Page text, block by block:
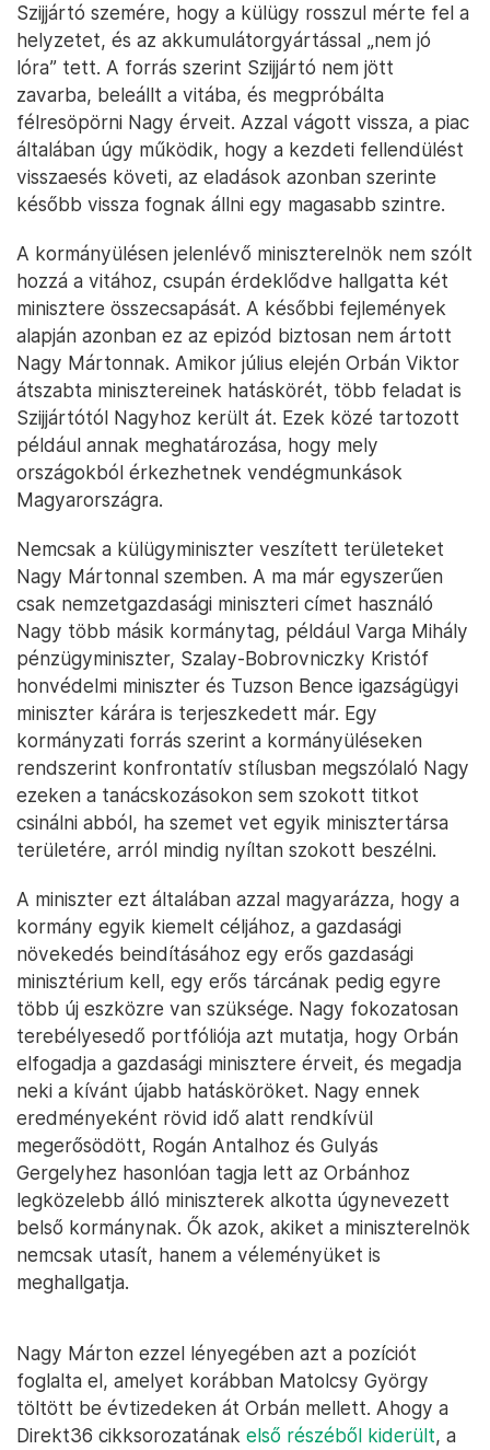
Szijjártó szemére, hogy a külügy rosszul mérte fel a
helyzetet, és az akkumulátorgyártással „nem jó
lóra” tett. A forrás szerint Szijjártó nem jött
zavarba, beleállt a vitába, és megpróbálta
félresöpörni Nagy érveit. Azzal vágott vissza, a piac
általában úgy működik, hogy a kezdeti fellendülést
visszaesés követi, az eladások azonban szerinte
később vissza fognak állni egy magasabb szintre.
A kormányülésen jelenlévő miniszterelnök nem szólt
hozzá a vitához, csupán érdeklődve hallgatta két
minisztere összecsapását. A későbbi fejlemények
alapján azonban ez az epizód biztosan nem ártott
Nagy Mártonnak. Amikor július elején Orbán Viktor
átszabta minisztereinek hatáskörét, több feladat is
Szijjártótól Nagyhoz került át. Ezek közé tartozott
például annak meghatározása, hogy mely
országokból érkezhetnek vendégmunkások
Magyarországra.
Nemcsak a külügyminiszter veszített területeket
Nagy Mártonnal szemben. A ma már egyszerűen
csak nemzetgazdasági miniszteri címet használó
Nagy több másik kormánytag, például Varga Mihály
pénzügyminiszter, Szalay-Bobrovniczky Kristóf
honvédelmi miniszter és Tuzson Bence igazságügyi
miniszter kárára is terjeszkedett már. Egy
kormányzati forrás szerint a kormányüléseken
rendszerint konfrontatív stílusban megszólaló Nagy
ezeken a tanácskozásokon sem szokott titkot
csinálni abból, ha szemet vet egyik minisztertársa
területére, arról mindig nyíltan szokott beszélni.
A miniszter ezt általában azzal magyarázza, hogy a
kormány egyik kiemelt céljához, a gazdasági
növekedés beindításához egy erős gazdasági
minisztérium kell, egy erős tárcának pedig egyre
több új eszközre van szüksége. Nagy fokozatosan
terebélyesedő portfóliója azt mutatja, hogy Orbán
elfogadja a gazdasági minisztere érveit, és megadja
neki a kívánt újabb hatásköröket. Nagy ennek
eredményeként rövid idő alatt rendkívül
megerősödött, Rogán Antalhoz és Gulyás
Gergelyhez hasonlóan tagja lett az Orbánhoz
legközelebb álló miniszterek alkotta úgynevezett
belső kormánynak. Ők azok, akiket a miniszterelnök
nemcsak utasít, hanem a véleményüket is
meghallgatja.
Nagy Márton ezzel lényegében azt a pozíciót
foglalta el, amelyet korábban Matolcsy György
töltött be évtizedeken át Orbán mellett. Ahogy a
Direkt36 cikksorozatának első részéből kiderült, a